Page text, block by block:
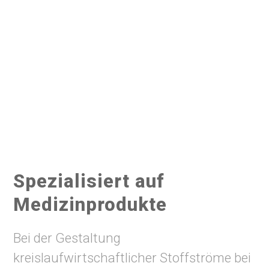
Spezialisiert auf
Medizinprodukte
Bei der Gestaltung
kreislaufwirtschaftlicher Stoffströme bei